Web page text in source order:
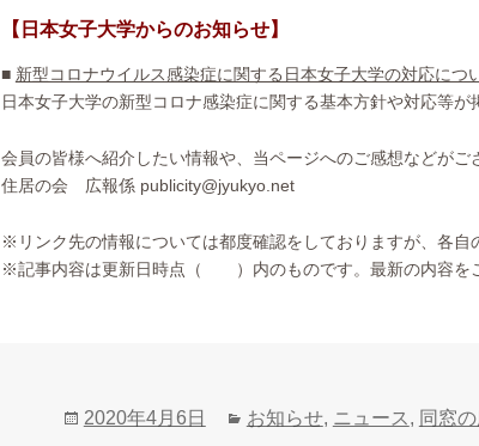
【日本女子大学からのお知らせ】
■ 新型コロナウイルス感染症に関する日本女子大学の対応につ
日本女子大学の新型コロナ感染症に関する基本方針や対応等が
会員の皆様へ紹介したい情報や、当ページへのご感想などがご
住居の会 広報係 publicity@jyukyo.net
※リンク先の情報については都度確認をしておりますが、各自
※記事内容は更新日時点（ ）内のものです。最新の内容をご
投
2020年4月6日
カ
お知らせ, ニュース , 同窓